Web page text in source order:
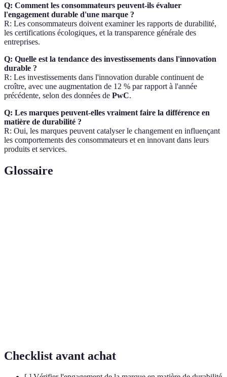
Q: Comment les consommateurs peuvent-ils évaluer
l'engagement durable d'une marque ?
R: Les consommateurs doivent examiner les rapports de durabilité,
les certifications écologiques, et la transparence générale des
entreprises.
Q: Quelle est la tendance des investissements dans l'innovation
durable ?
R: Les investissements dans l'innovation durable continuent de
croître, avec une augmentation de 12 % par rapport à l'année
précédente, selon des données de PwC.
Q: Les marques peuvent-elles vraiment faire la différence en
matière de durabilité ?
R: Oui, les marques peuvent catalyser le changement en influençant
les comportements des consommateurs et en innovant dans leurs
produits et services.
Glossaire
Checklist avant achat